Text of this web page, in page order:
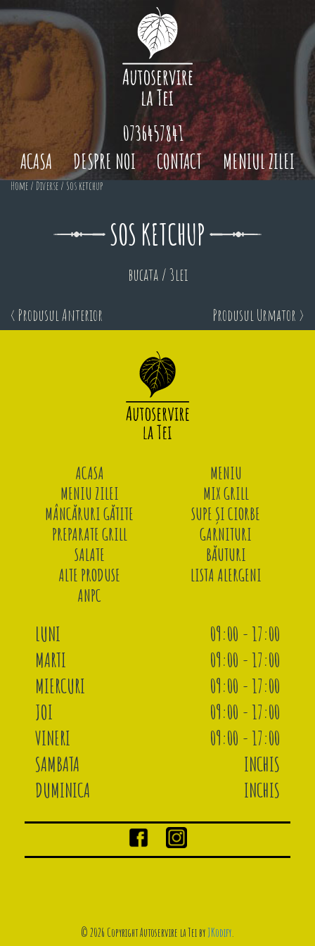
ACASA DESPRE NOI CONTACT MENIUL ZILEI
0736457841
Home / Diverse / Sos ketchup
SOS KETCHUP
bucata / 3lei
< Produsul Anterior Produsul Urmator >
ACASA
MENIU
MENIU ZILEI
MIX GRILL
MÂNCĂRURI GĂTITE
SUPE ȘI CIORBE
PREPARATE GRILL
GARNITURI
SALATE
BĂUTURI
ALTE PRODUSE
LISTA ALERGENI
ANPC
LUNI
09:00 - 17:00
MARTI
09:00 - 17:00
MIERCURI
09:00 - 17:00
JOI
09:00 - 17:00
VINERI
09:00 - 17:00
SAMBATA
INCHIS
DUMINICA
INCHIS
© 2026 Copyright Autoservire la Tei byJKodify.